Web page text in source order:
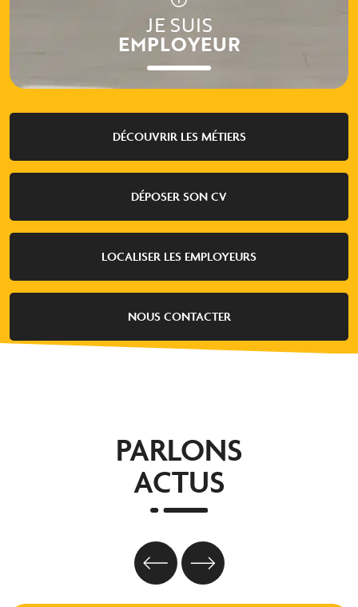
JE SUIS
EMPLOYEUR
DÉCOUVRIR LES MÉTIERS
DÉPOSER SON CV
LOCALISER LES EMPLOYEURS
NOUS CONTACTER
PARLONS
ACTUS